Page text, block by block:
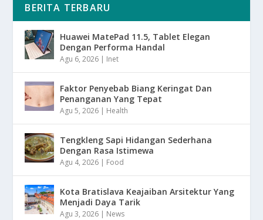
BERITA TERBARU
Huawei MatePad 11.5, Tablet Elegan
Dengan Performa Handal
Agu 6, 2026 | Inet
Faktor Penyebab Biang Keringat Dan
Penanganan Yang Tepat
Agu 5, 2026 | Health
Tengkleng Sapi Hidangan Sederhana
Dengan Rasa Istimewa
Agu 4, 2026 | Food
Kota Bratislava Keajaiban Arsitektur Yang
Menjadi Daya Tarik
Agu 3, 2026 | News